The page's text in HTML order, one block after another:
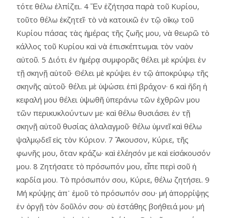
τότε θέλω ἐλπίζει. 4 Ἕν ἐζήτησα παρὰ τοῦ Κυρίου,
τοῦτο θέλω ἐκζητεῖ· τὸ νὰ κατοικῶ ἐν τῷ οἴκῳ τοῦ
Κυρίου πάσας τὰς ἡμέρας τῆς ζωῆς μου, νὰ θεωρῶ τὸ
κάλλος τοῦ Κυρίου καὶ νὰ ἐπισκέπτωμαι τὸν ναὸν
αὐτοῦ. 5 Διότι ἐν ἡμέρᾳ συμφορᾶς θέλει μὲ κρύψει ἐν
τῇ σκηνῇ αὑτοῦ· Θέλει μὲ κρύψει ἐν τῷ ἀποκρύφῳ τῆς
σκηνῆς αὑτοῦ· θέλει μὲ ὑψώσει ἐπὶ βράχον· 6 καὶ ἤδη ἡ
κεφαλή μου θέλει ὑψωθῆ ὑπεράνω τῶν ἐχθρῶν μου
τῶν περικυκλούντων με· καὶ θέλω θυσιάσει ἐν τῇ
σκηνῇ αὐτοῦ θυσίας ἀλαλαγμοῦ· θέλω ὑμνεῖ καὶ θέλω
ψαλμῳδεῖ εἰς τὸν Κύριον. 7 Ἄκουσον, Κύριε, τῆς
φωνῆς μου, ὅταν κράζω· καὶ ἐλέησόν με καὶ εἰσάκουσόν
μου. 8 Ζητήσατε τὸ πρόσωπόν μου, εἶπε περὶ σοῦ ἡ
καρδία μου. Τὸ πρόσωπόν σου, Κύριε, θέλω ζητήσει. 9
Μή κρύψῃς ἀπ᾿ ἐμοῦ τὸ πρόσωπόν σου· μή ἀπορρίψῃς
ἐν ὀργῇ τὸν δοῦλόν σου· σὺ ἐστάθης βοήθειά μου· μή